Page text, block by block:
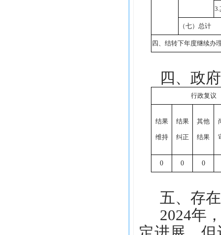
3.
（七）总计
四、结转下年度继续办
四、政
行政复议
结果
维持
结果
纠正
其他
结果
0 0 0
五、存
2024年